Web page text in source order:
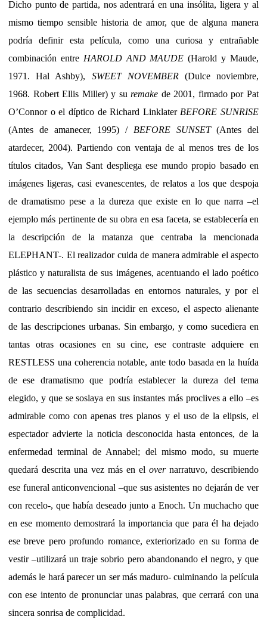
Dicho punto de partida, nos adentrará en una insólita, ligera y al
mismo tiempo sensible historia de amor, que de alguna manera
podría definir esta película, como una curiosa y entrañable
combinación entre HAROLD AND MAUDE (Harold y Maude,
1971. Hal Ashby), SWEET NOVEMBER(Dulce noviembre,
1968. Robert Ellis Miller) y suremake de 2001, firmado por Pat
O’Connor o el díptico de Richard Linklater BEFORE SUNRISE
(Antes de amanecer, 1995) / BEFORE SUNSET(Antes del
atardecer, 2004). Partiendo con ventaja de al menos tres de los
títulos citados, Van Sant despliega ese mundo propio basado en
imágenes ligeras, casi evanescentes, de relatos a los que despoja
de dramatismo pese a la dureza que existe en lo que narra –el
ejemplo más pertinente de su obra en esa faceta, se establecería en
la descripción de la matanza que centraba la mencionada
ELEPHANT-. El realizador cuida de manera admirable el aspecto
plástico y naturalista de sus imágenes, acentuando el lado poético
de las secuencias desarrolladas en entornos naturales, y por el
contrario describiendo sin incidir en exceso, el aspecto alienante
de las descripciones urbanas. Sin embargo, y como sucediera en
tantas otras ocasiones en su cine, ese contraste adquiere en
RESTLESS una coherencia notable, ante todo basada en la huída
de ese dramatismo que podría establecer la dureza del tema
elegido, y que se soslaya en sus instantes más proclives a ello –es
admirable como con apenas tres planos y el uso de la elipsis, el
espectador advierte la noticia desconocida hasta entonces, de la
enfermedad terminal de Annabel; del mismo modo, su muerte
quedará descrita una vez más en el over narratuvo, describiendo
ese funeral anticonvencional –que sus asistentes no dejarán de ver
con recelo-, que había deseado junto a Enoch. Un muchacho que
en ese momento demostrará la importancia que para él ha dejado
ese breve pero profundo romance, exteriorizado en su forma de
vestir –utilizará un traje sobrio pero abandonando el negro, y que
además le hará parecer un ser más maduro- culminando la película
con ese intento de pronunciar unas palabras, que cerrará con una
sincera sonrisa de complicidad.